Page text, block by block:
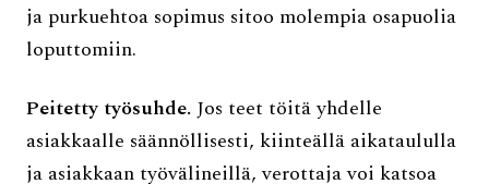
ja purkuehtoa sopimus sitoo molempia osapuolia
loputtomiin.
Peitetty työsuhde. Jos teet töitä yhdelle
asiakkaalle säännöllisesti, kiinteällä aikataululla
ja asiakkaan työvälineillä, verottaja voi katsoa